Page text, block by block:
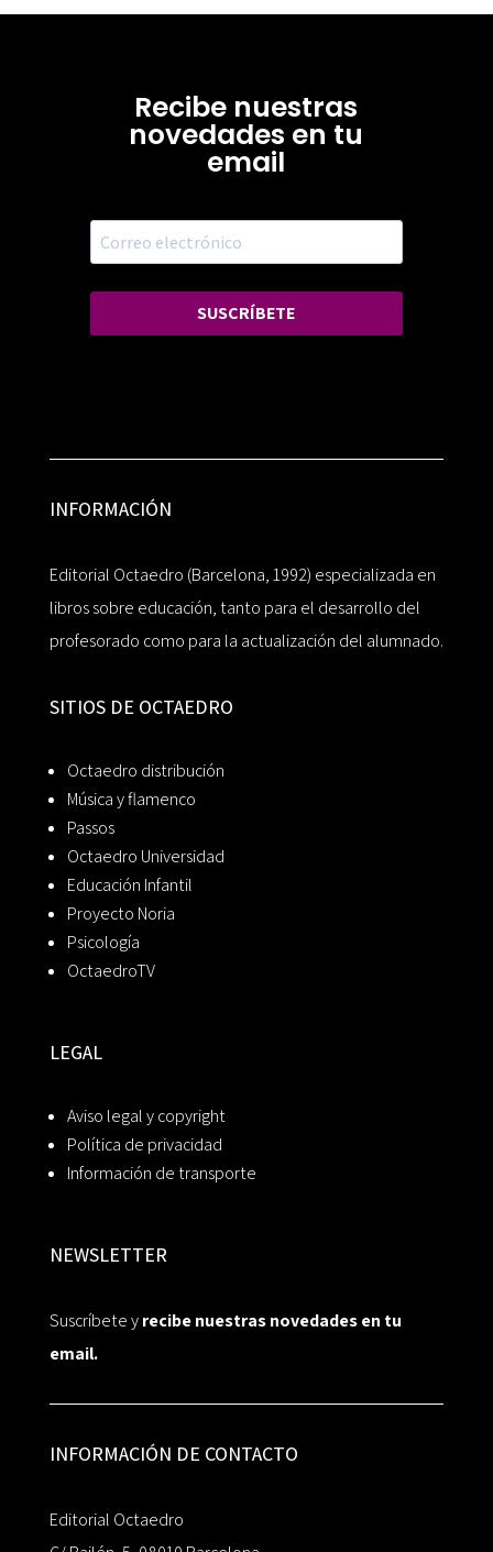
Recibe nuestras
novedades en tu
email
SUSCRÍBETE
INFORMACIÓN
Editorial Octaedro (Barcelona, 1992) especializada en
libros sobre educación, tanto para el desarrollo del
profesorado como para la actualización del alumnado.
SITIOS DE OCTAEDRO
Octaedro distribución
Música y flamenco
Passos
Octaedro Universidad
Educación Infantil
Proyecto Noria
Psicología
OctaedroTV
LEGAL
Aviso legal y copyright
Política de privacidad
Información de transporte
NEWSLETTER
Suscríbete yrecibe nuestras novedades en tu
email.
INFORMACIÓN DE CONTACTO
Editorial Octaedro